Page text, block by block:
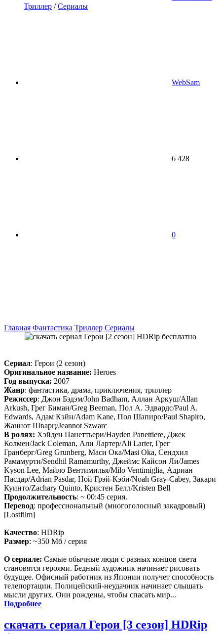
Триллер /Сериалы
WebSam
6 428
0
Главная Фантастика Триллер Сериалы
Сериал: Герои (2 сезон)
Оригинальное название: Heroes
Год выпуска: 2007
Жанр: фантастика, драма, приключения, триллер
Режиссер: Джон Бэдэм/John Badham, Аллан Аркуш/Allan
Arkush, Грег Биман/Greg Beeman, Пол А. Эдвардс/Paul A.
Edwards, Адам Кэйн/Adam Kane, Пол Шапиро/Paul Shapiro,
Жаннот Шварц/Jeannot Szwarc
В ролях: Хэйден Панеттьери/Hayden Panettiere, Джек
Колмен/Jack Coleman, Али Лартер/Ali Larter, Грег
Гранберг/Greg Grunberg, Маси Ока/Masi Oka, Сендхил
Рамамурти/Sendhil Ramamurthy, Джеймс Кайсон Ли/James
Kyson Lee, Майло Вентимилья/Milo Ventimiglia, Адриан
Пасдар/Adrian Pasdar, Ной Грэй-Кэби/Noah Gray-Cabey, Закари
Куинто/Zachary Quinto, Кристен Белл/Kristen Bell
Продолжительность: ~ 00:45 серия.
Перевод: профессиональный (многоголосный закадровый)
[Lostfilm]
Качество: HDRip
Размер: ~350 Мб / серия
О сериале: Самые обычные люди с разных концов света
становятся героями. Бедный художник начинает рисовать
будущее. Офисный работник из Японии получет способность
телепортации. Полицейский-неудачник начинает слышать
мысли других. Они рождены, чтобы спасать мир...
Подробнее
скачать сериал Герои [3 сезон] HDRip